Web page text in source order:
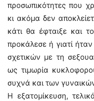
προσωπικότητες που
κι ακόμα δεν
κάτι θα έφταιξε και
προκάλεσε ή γιατί
σχετικών με τη
ως τιμωρία
συχνά και των
Η εξατομίκευση,